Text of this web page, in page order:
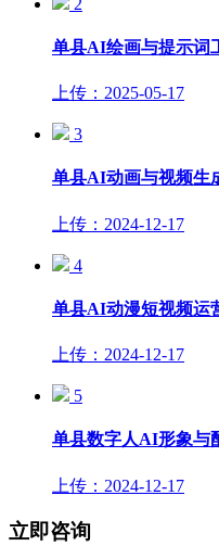
单县AI绘画与提示词
上传：2025-05-17
3
单县AI动画与视频生
上传：2024-12-17
4
单县AI动漫短视频运
上传：2024-12-17
5
单县数字人AI形象与
上传：2024-12-17
立即咨询